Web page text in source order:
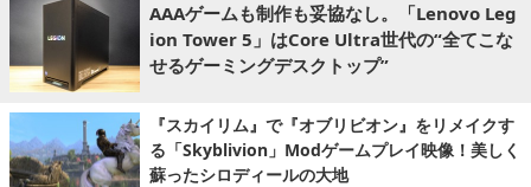
AAAゲームも制作も妥協なし。「Lenovo Leg
ion Tower 5」はCore Ultra世代の“全てこな
せるゲーミングデスクトップ”
『スカイリム』で『オブリビオン』をリメイクす
る「Skyblivion」Modゲームプレイ映像！美しく
蘇ったシロディールの大地